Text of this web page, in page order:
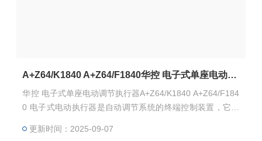
A+Z64/K1840 A+Z64/F1840华控 电子式单座电动调节执行器
华控 电子式单座电动调节执行器A+Z64/K1840 A+Z64/F184
0 电子式电动执行器是自动调节系统的终端控制装置，它接
断续接点控制信号，输出力矩或力，自动操纵调节机构，完
更新时间：2025-09-07